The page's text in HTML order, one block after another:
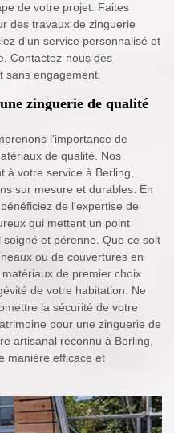
de votre projet. Faites
des travaux de zinguerie
d'un service personnalisé et
Contactez-nous dès
sans engagement.
zinguerie de qualité
l'importance de
de qualité. Nos
à votre service à Berling,
sur mesure et durables. En
de l'expertise de
qui mettent un point
et pérenne. Que ce soit
ou de couvertures en
de premier choix
de votre habitation. Ne
la sécurité de votre
pour une zinguerie de
artisanal reconnu à Berling,
manière efficace et